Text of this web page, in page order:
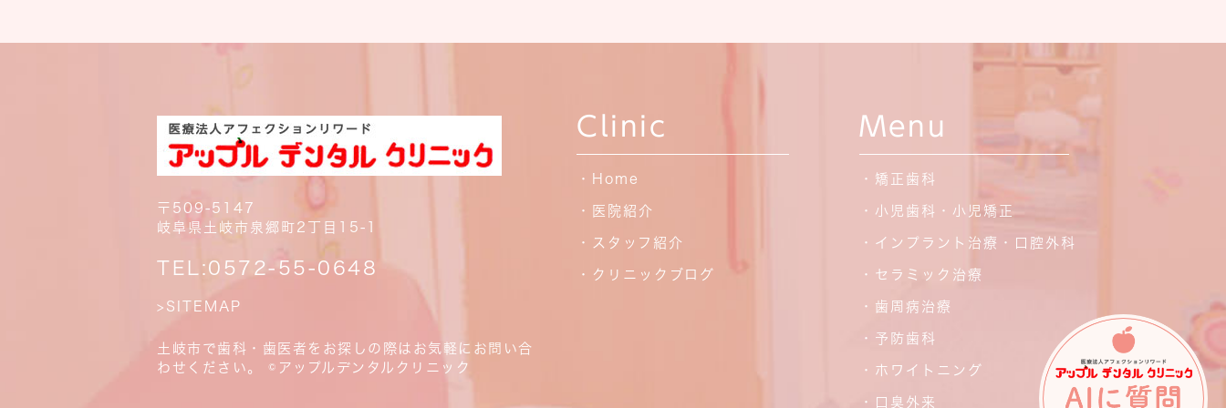
〒509-5147
岐阜県土岐市泉郷町2丁目15-1
TEL:0572-55-0648
>SITEMAP
土岐市で歯科・歯医者をお探しの際はお気軽にお問い合
わせください。 ©アップルデンタルクリニック
Clinic
・Home
・医院紹介
・スタッフ紹介
・クリニックブログ
Menu
・矯正歯科
・小児歯科・小児矯正
・インプラント治療・口腔外科
・セラミック治療
・歯周病治療
・予防歯科
・ホワイトニング
・口臭外来